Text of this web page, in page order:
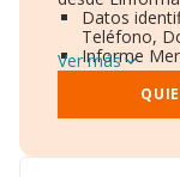
Datos
Teléfono,
Informe
Gráficos de
Consejo
Directivos y
Ver más